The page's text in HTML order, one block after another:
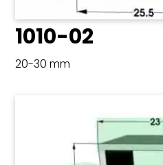
1010-02
20-30 mm